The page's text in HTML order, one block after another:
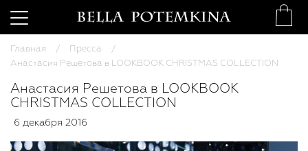
Главная
Пресса
Анастасия Решетова в LOOKBOOK CHRISTMAS COLLECTION
Анастасия Решетова в LOOKBOOK
CHRISTMAS COLLECTION
6 декабря 2016